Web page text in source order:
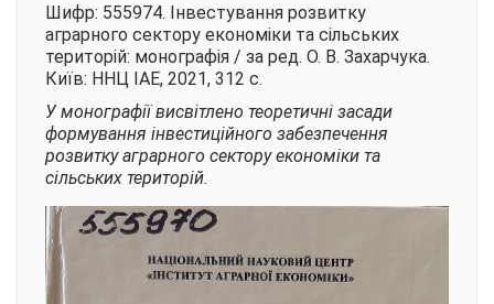
Шифр: 555974. Інвестування розвитку
аграрного сектору економіки та сільських
територій: монографія / за ред. О. В. Захарчука.
Київ: ННЦ ІАЕ, 2021, 312 с.
У монографії висвітлено теоретичні засади
формування інвестиційного забезпечення
розвитку аграрного сектору економіки та
сільських територій.